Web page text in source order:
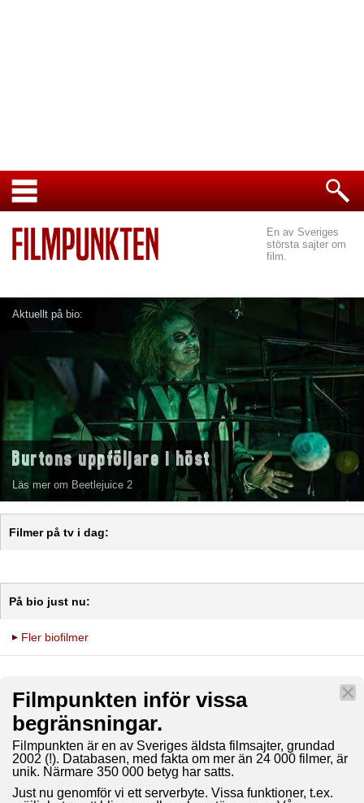
En av Sveriges
största sajter om
film.
Aktuellt på bio:
Burtons uppföljare i höst
Läs mer om Beetlejuice 2
Filmer på tv i dag:
På bio just nu:
Fler biofilmer
Filmpunkten inför vissa
begränsningar.
Filmpunkten är en av Sveriges äldsta filmsajter, grundad
2002 (!). Databasen, med fakta om mer än 24 000 filmer, är
unik. Närmare 350 000 betyg har satts.
Just nu genomför vi ett serverbyte. Vissa funktioner, t.ex.